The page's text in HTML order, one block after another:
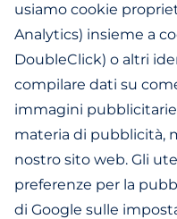
usiamo cookie
Analytics) insieme a
DoubleClick) o altri
compilare dati su
immagini
materia di pubblicità,
nostro sito web. Gli
preferenze per la
di Google sulle